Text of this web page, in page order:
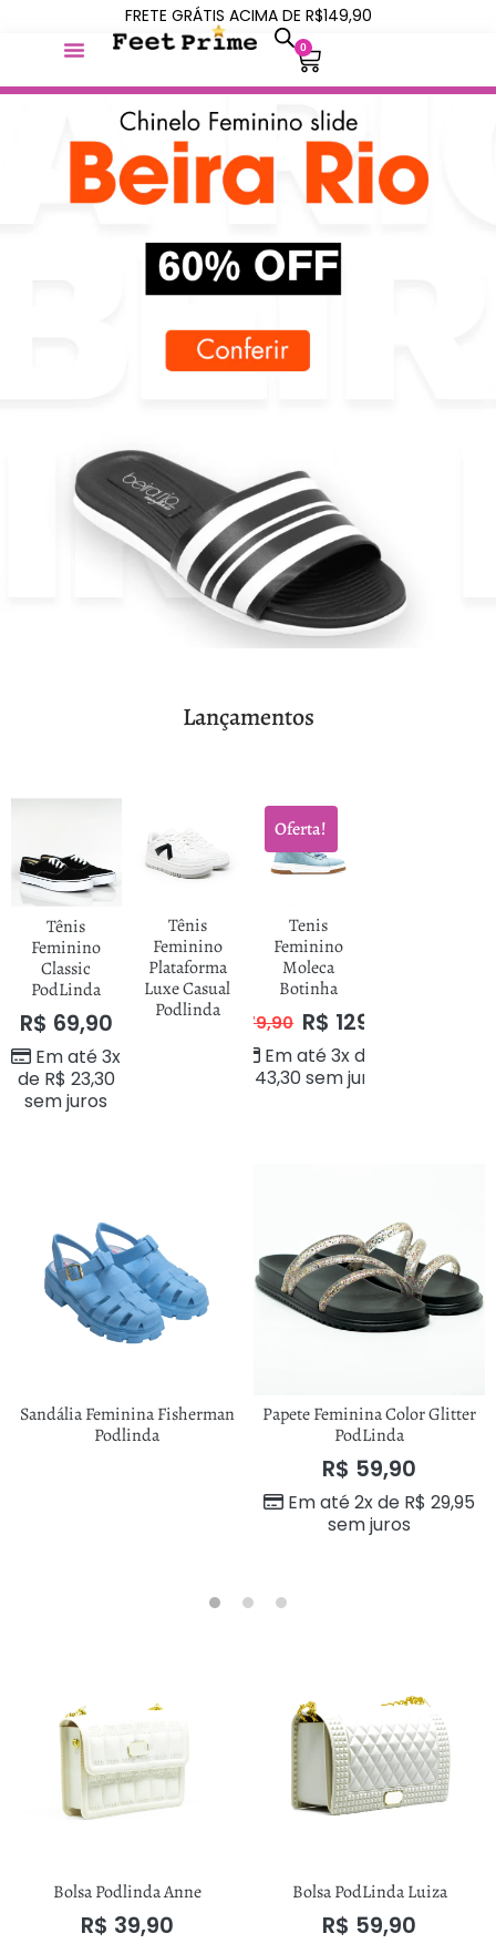
FRETE GRÁTIS ACIMA DE R$149,90
0
Lançamentos
Tênis
Feminino
Classic
PodLinda
R$ 69,90
Em até 3x
de R$ 23,30
sem juros
Tênis
Feminino
Plataforma
Luxe Casual
Podlinda
Oferta!
Tenis
Feminino
Moleca
Botinha
R$ 179,90 R$ 129,90
Em até 3x de
43,30sem juros
Sandália Feminina Fisherman
Podlinda
Papete Feminina Color Glitter
PodLinda
R$ 59,90
Em até 2x de R$ 29,95
sem juros
Bolsa Podlinda Anne
R$ 39,90
Bolsa PodLinda Luiza
R$ 59,90